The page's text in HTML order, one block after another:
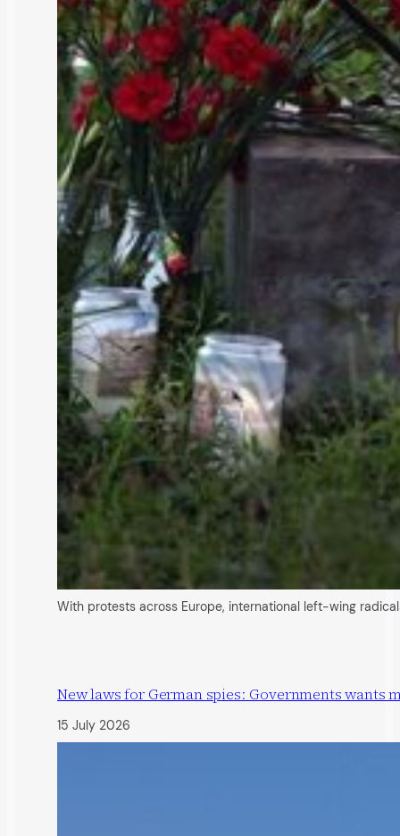
With protests across Europe, international left-wing
New laws for German spies: Governments
15 July 2026